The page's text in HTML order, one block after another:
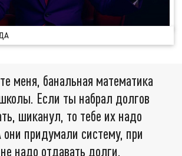
меня, банальная математика
Если ты набрал долгов
шиканул, то тебе их надо
они придумали систему, при
надо отдавать долги.